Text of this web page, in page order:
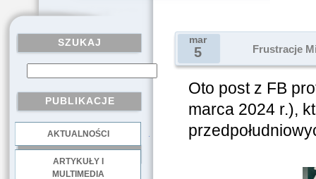
SZUKAJ
PUBLIKACJE
AKTUALNOŚCI
ARTYKUŁY I
MULTIMEDIA
mar
5 Frustracje
Oto post z FB
marca 2024 r.),